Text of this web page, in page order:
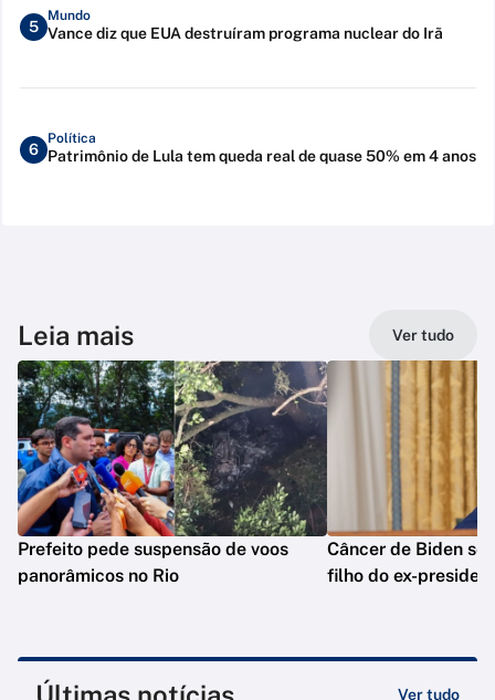
5
Mundo
Vance diz que EUA destruíram programa nuclear do Irã
6
Política
Patrimônio de Lula tem queda real de quase 50% em 4 anos
Leia mais Ver tudo
Prefeito pede suspensão de voos
panorâmicos no Rio
Câncer de Biden se
filho do ex-
Ver tudo